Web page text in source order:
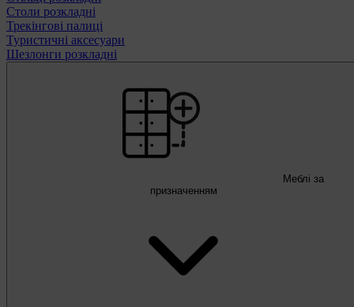
Столи розкладні
Трекінгові палиці
Туристичні аксесуари
Шезлонги розкладні
Меблі за
призначенням